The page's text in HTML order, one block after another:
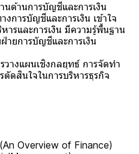
านการบัญชีและการเงิน
การบัญชีและการเงิน เข้าใจ
รและการเงิน มีความรู้พื้นฐาน
ายการบัญชีและการเงิน
งแผนเชิงกลยุทธ์ การจัดทำ
ดสินใจในการบริหารธุรกิจ
Overview of Finance)